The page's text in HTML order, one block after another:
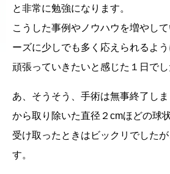
と非常に勉強になります。
こうした事例やノウハウを増やし
ーズに少しでも多く応えられるよう
頑張っていきたいと感じた１日でし
あ、そうそう、手術は無事終了し
から取り除いた直径２cmほどの球
受け取ったときはビックリでした
す。